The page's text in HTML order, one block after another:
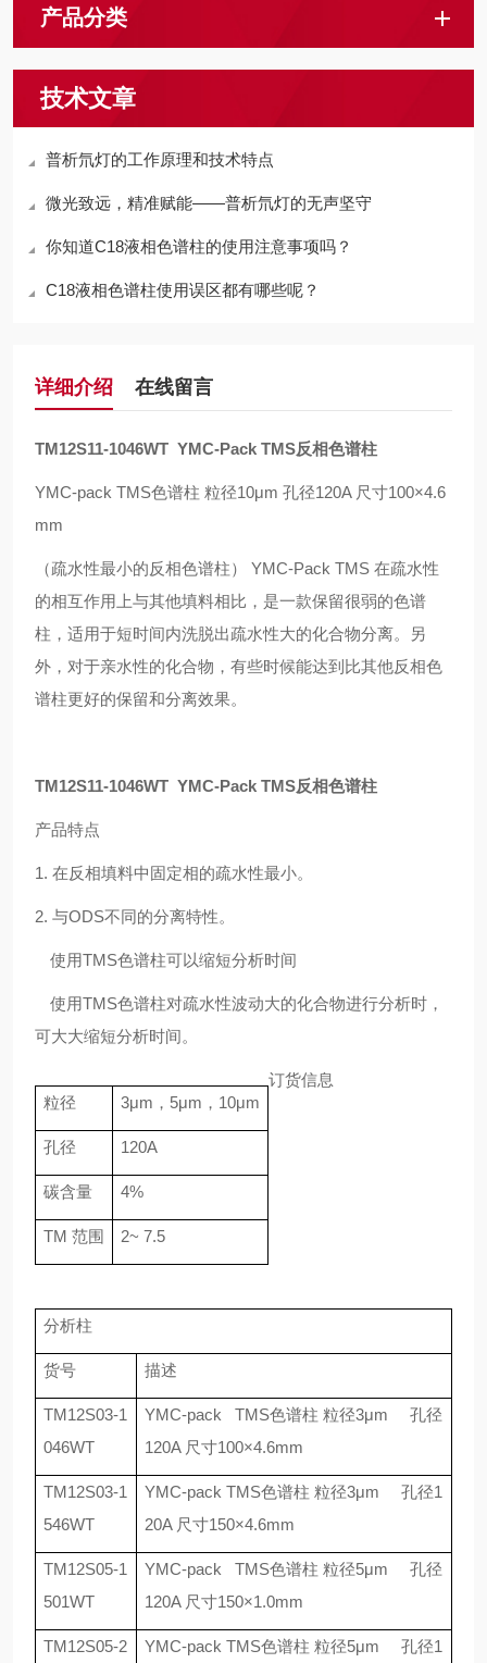
产品分类
技术文章
普析氘灯的工作原理和技术特点
微光致远，精准赋能——普析氘灯的无声坚守
你知道C18液相色谱柱的使用注意事项吗？
C18液相色谱柱使用误区都有哪些呢？
详细介绍 在线留言
TM12S11-1046WT YMC-Pack TMS反相色谱柱
YMC-pack TMS色谱柱 粒径10μm 孔径120A 尺寸100×4.6
mm
（疏水性最小的反相色谱柱） YMC-Pack TMS 在疏水性
的相互作用上与其他填料相比，是一款保留很弱的色谱
柱，适用于短时间内洗脱出疏水性大的化合物分离。另
外，对于亲水性的化合物，有些时候能达到比其他反相色
谱柱更好的保留和分离效果。
TM12S11-1046WT YMC-Pack TMS反相色谱柱
产品特点
1. 在反相填料中固定相的疏水性最小。
2. 与ODS不同的分离特性。
使用TMS色谱柱可以缩短分析时间
使用TMS色谱柱对疏水性波动大的化合物进行分析时，
可大大缩短分析时间。
粒径 3μm ， 5μm ， 10μm
孔径 120A
碳含量 4%
TM 范围 2~ 7.5
订货信息
分析柱
货号 描述
TM12S03-1
046WT
YMC-pack TMS色谱柱 粒径3μm
孔径
120A 尺寸100×4.6mm
TM12S03-1
546WT
YMC-pack TMS色谱柱 粒径3μm 孔径1
20A 尺寸150×4.6mm
TM12S05-1
501WT
YMC-pack TMS色谱柱 粒径5μm
孔径
120A 尺寸150×1.0mm
TM12S05-2 YMC-pack TMS色谱柱 粒径5μm 孔径1